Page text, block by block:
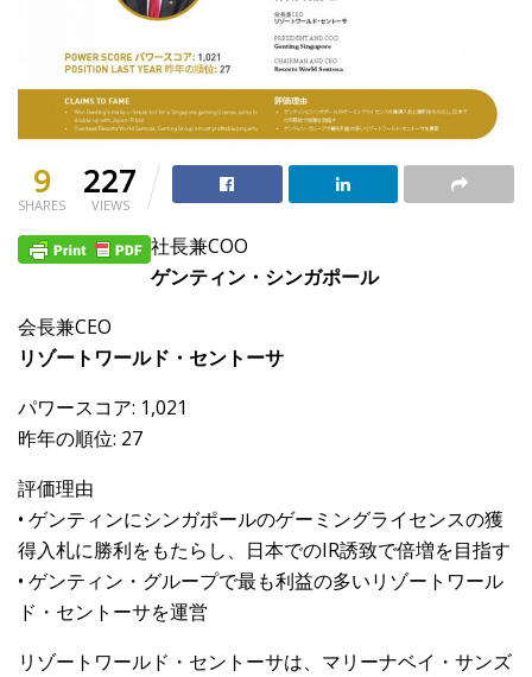
9
SHARES
227
VIEWS
社長兼COO
ゲンティン・シンガポール
会長兼CEO
リゾートワールド・セントーサ
パワースコア: 1,021
昨年の順位: 27
評価理由
• ゲンティンにシンガポールのゲーミングライセンスの獲
得入札に勝利をもたらし、日本でのIR誘致で倍増を目指す
• ゲンティン・グループで最も利益の多いリゾートワール
ド・セントーサを運営
リゾートワールド・セントーサは、マリーナベイ・サンズ